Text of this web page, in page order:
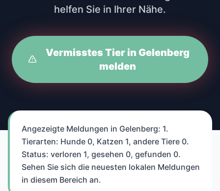
helfen Sie in Ihrer Nähe.
Vermisstes Tier in Gelenberg
melden
Angezeigte Meldungen in Gelenberg: 1.
Tierarten: Hunde 0, Katzen 1, andere Tiere 0.
Status: verloren 1, gesehen 0, gefunden 0.
Sehen Sie sich die neuesten lokalen Meldungen
in diesem Bereich an.